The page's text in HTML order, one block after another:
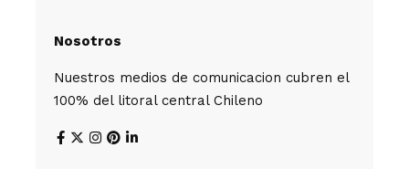
Nosotros
Nuestros medios de comunicacion cubren el
100% del litoral central Chileno